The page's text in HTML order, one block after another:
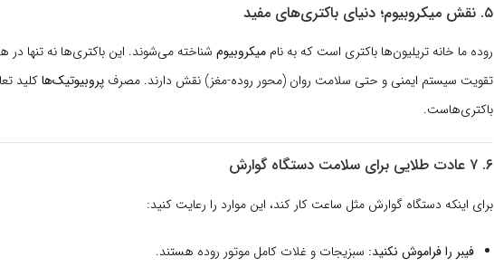
۵. نقش میکروبیوم؛ دنیای باکتری‌های مفید
روده ما خانه تریلیون‌ها باکتری است که به نام میکروبیوم شناخته می‌شوند. این باکتری‌ها نه تنها در
تقویت سیستم ایمنی و حتی سلامت روان (محور روده-مغز) نقش دارند. مصرف پروبیوتیک‌هاکلید
باکتری‌هاست.
۶. ۷ عادت طلایی برای سلامت دستگاه گوارش
برای اینکه دستگاه گوارش مثل ساعت کار کند، این موارد را رعایت کنید:
فیبر را فراموش نکنید: سبزیجات و غلات کامل موتور روده هستند.